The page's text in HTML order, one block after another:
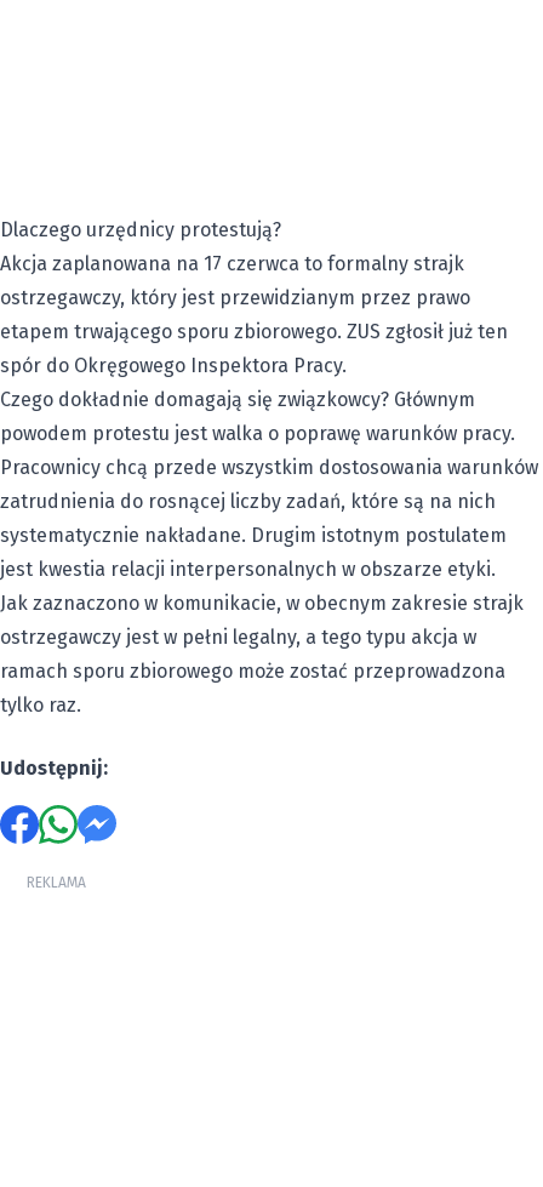
Dlaczego urzędnicy protestują?
Akcja zaplanowana na 17 czerwca to formalny strajk
ostrzegawczy, który jest przewidzianym przez prawo
etapem trwającego sporu zbiorowego. ZUS zgłosił już ten
spór do Okręgowego Inspektora Pracy.
Czego dokładnie domagają się związkowcy? Głównym
powodem protestu jest walka o poprawę warunków pracy.
Pracownicy chcą przede wszystkim dostosowania warunków
zatrudnienia do rosnącej liczby zadań, które są na nich
systematycznie nakładane. Drugim istotnym postulatem
jest kwestia relacji interpersonalnych w obszarze etyki.
Jak zaznaczono w komunikacie, w obecnym zakresie strajk
ostrzegawczy jest w pełni legalny, a tego typu akcja w
ramach sporu zbiorowego może zostać przeprowadzona
tylko raz.
Udostępnij:
REKLAMA